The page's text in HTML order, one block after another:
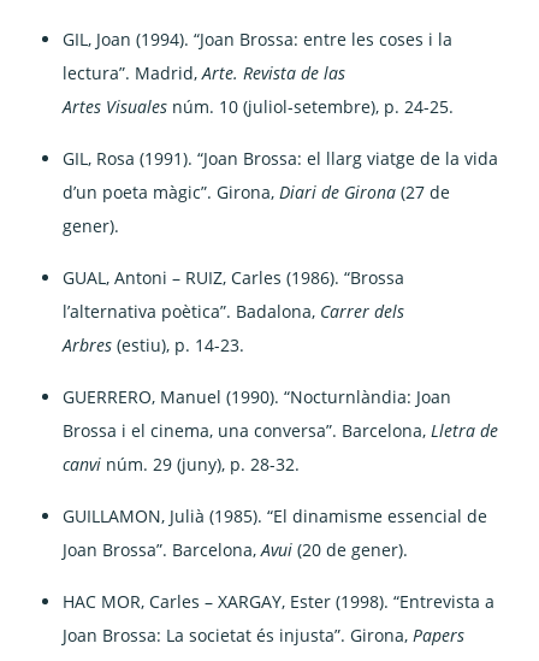
GIL, Joan (1994). “Joan Brossa: entre les coses i la
lectura”. Madrid,Arte. Revista de las
Artes Visuales núm. 10 (juliol-setembre), p. 24-25.
GIL, Rosa (1991). “Joan Brossa: el llarg viatge de la vida
d’un poeta màgic”. Girona,Diari de Girona (27 de
gener).
GUAL, Antoni – RUIZ, Carles (1986). “Brossa
l’alternativa poètica”. Badalona, Carrer dels
Arbres(estiu), p. 14-23.
GUERRERO, Manuel (1990). “Nocturnlàndia: Joan
Brossa i el cinema, una conversa”. Barcelona,Lletra de
canvi núm. 29 (juny), p. 28-32.
GUILLAMON, Julià (1985). “El dinamisme essencial de
Joan Brossa”. Barcelona,Avui(20 de gener).
HAC MOR, Carles – XARGAY, Ester (1998). “Entrevista a
Joan Brossa: La societat és injusta”. Girona,Papers